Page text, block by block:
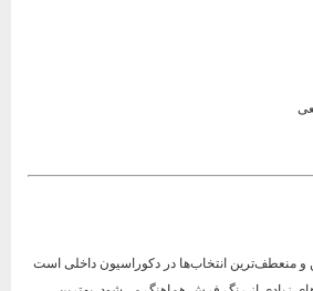
منعطف‌ترین انتخاب‌ها در دکوراسیون داخلی است